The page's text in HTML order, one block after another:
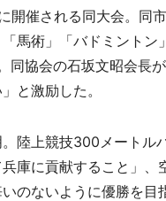
開催される同大会。同
馬術」「バドミント
同協会の石坂文昭会長
と激励した。
陸上競技300メートル
庫に貢献すること」
のないように優勝を目